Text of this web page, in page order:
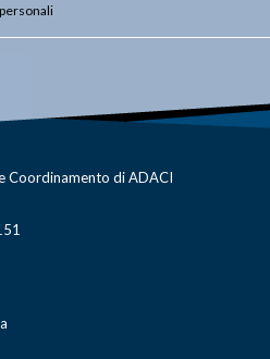
personali
Coordinamento di ADACI